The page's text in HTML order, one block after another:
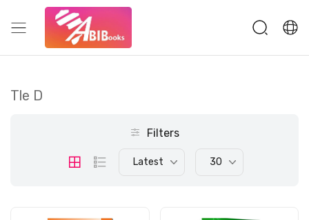
Tle D
Filters
Latest 30